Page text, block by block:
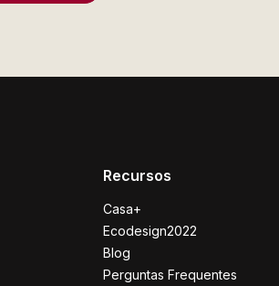
Recursos
Casa+
Ecodesign2022
Blog
Perguntas Frequentes